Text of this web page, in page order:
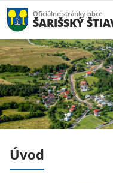
Oficiálne stránky obce
ŠARIŠSKÝ
Úvod